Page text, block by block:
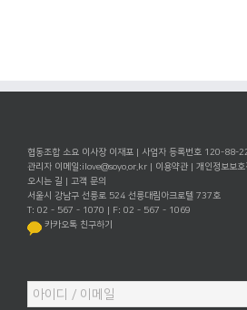
협동조합 소요 이사장 이재포 | 사업자 등록번호 120-88-
관리자 이메일:ilove@soyo.or.kr | 이용약관 | 개인정보보호
오시는 길 | 고객 문의
서울시 강남구 선릉로 524 선릉대림아크로텔 737호
T: 02 - 567 - 1070 | F: 02 - 567 - 1069
카카오톡 친구하기